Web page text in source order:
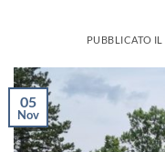
PUBBLICATO IL
05
Nov